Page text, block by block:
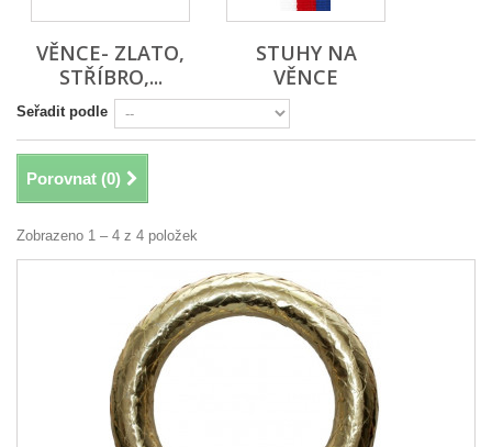
VĚNCE- ZLATO,
STŘÍBRO,...
STUHY NA
VĚNCE
Seřadit podle
Porovnat (0)
Zobrazeno 1 – 4 z 4 položek